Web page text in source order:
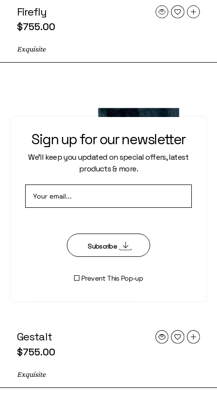
Firefly
$755.00
Exquisite
Gestalt
$755.00
Exquisite
Sign up for our newsletter
We’ll keep you updated on special offers, latest
products & more.
Subscribe
Prevent This Pop-up